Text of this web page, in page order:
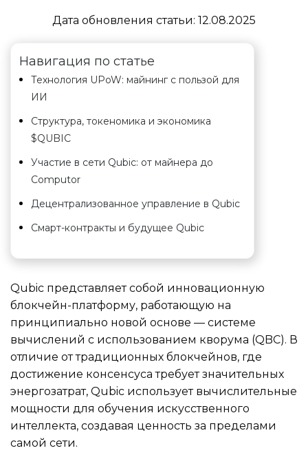
Дата обновления статьи: 12.08.2025
Навигация по статье
Технология UPoW: майнинг с пользой для
ИИ
Структура, токеномика и экономика
$QUBIC
Участие в сети Qubic: от майнера до
Computor
Децентрализованное управление в Qubic
Смарт-контракты и будущее Qubic
Qubic представляет собой инновационную
блокчейн-платформу, работающую на
принципиально новой основе — системе
вычислений с использованием кворума (QBC). В
отличие от традиционных блокчейнов, где
достижение консенсуса требует значительных
энергозатрат, Qubic использует вычислительные
мощности для обучения искусственного
интеллекта, создавая ценность за пределами
самой сети.